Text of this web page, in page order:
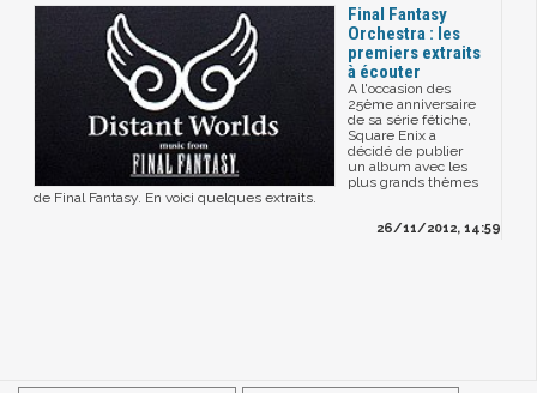
Final Fantasy
Orchestra : les
premiers extraits
à écouter
A l'occasion des
25ème anniversaire
de sa série fétiche,
Square Enix a
décidé de publier
un album avec les
plus grands thèmes
de Final Fantasy. En voici quelques extraits.
26/11/2012, 14:59